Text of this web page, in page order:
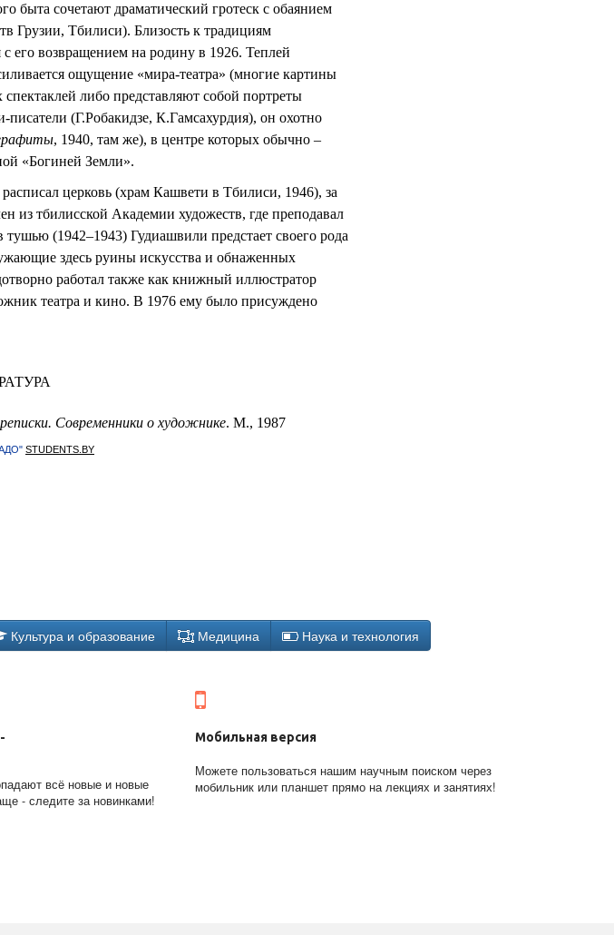
быта сочетают драматический гротеск с обаянием
Грузии, Тбилиси). Близость к традициям
с его возвращением на родину в 1926. Теплей
ощущение «мира-театра» (многие картины
либо представляют собой портреты
(Г.Робакидзе, К.Гамсахурдия), он охотно
, 1940, там же), в центре которых обычно –
«Богиней Земли».
церковь (храм Кашвети в Тбилиси, 1946), за
из тбилисской Академии художеств, где преподавал
(1942–1943) Гудиашвили предстает своего рода
здесь руины искусства и обнаженных
работал также как книжный иллюстратор
театра и кино. В 1976 ему было присуждено
Современники о художнике. М., 1987
STUDENTS.BY
Культура и образование Медицина Наука и технология
всё новые и новые
- следите за новинками!
Мобильная версия
Можете пользоваться нашим научным поиском через
мобильник или планшет прямо на лекциях и занятиях!